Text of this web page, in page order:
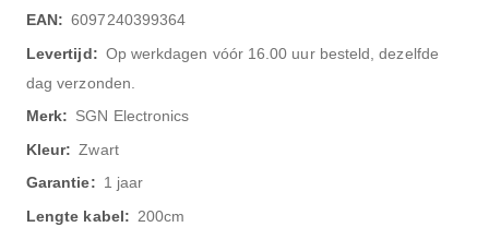
informatie6097240399364
Op werkdagen vóór 16.00 uur besteld, dezelfde
dag verzonden.
SGN Electronics
Zwart
1 jaar
200cm